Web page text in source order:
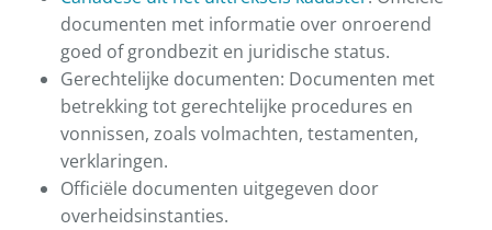
documenten met informatie over onroerend
goed of grondbezit en juridische status.
Gerechtelijke documenten: Documenten met
betrekking tot gerechtelijke procedures en
vonnissen, zoals volmachten, testamenten,
verklaringen.
Officiële documenten uitgegeven door
overheidsinstanties.